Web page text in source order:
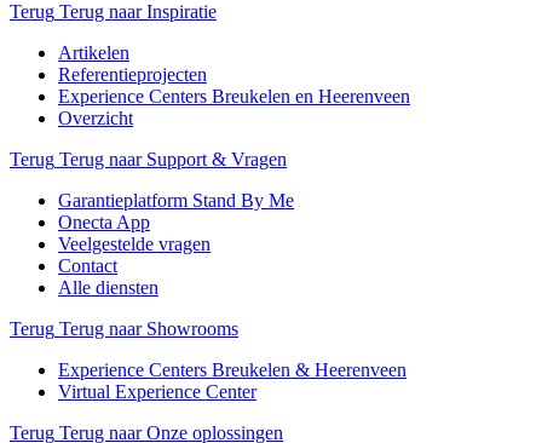
Terug Terug naar Inspiratie
Artikelen
Referentieprojecten
Experience Centers Breukelen en Heerenveen
Overzicht
Terug Terug naar Support & Vragen
Garantieplatform Stand By Me
Onecta App
Veelgestelde vragen
Contact
Alle diensten
Terug Terug naar Showrooms
Experience Centers Breukelen & Heerenveen
Virtual Experience Center
Terug Terug naar Onze oplossingen